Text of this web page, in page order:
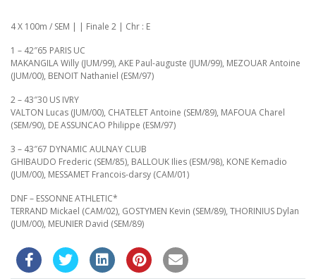
4 X 100m / SEM | | Finale 2 | Chr : E
1 – 42″65 PARIS UC
MAKANGILA Willy (JUM/99), AKE Paul-auguste (JUM/99), MEZOUAR Antoine
(JUM/00), BENOIT Nathaniel (ESM/97)
2 – 43″30 US IVRY
VALTON Lucas (JUM/00), CHATELET Antoine (SEM/89), MAFOUA Charel
(SEM/90), DE ASSUNCAO Philippe (ESM/97)
3 – 43″67 DYNAMIC AULNAY CLUB
GHIBAUDO Frederic (SEM/85), BALLOUK Ilies (ESM/98), KONE Kemadio
(JUM/00), MESSAMET Francois-darsy (CAM/01)
DNF – ESSONNE ATHLETIC*
TERRAND Mickael (CAM/02), GOSTYMEN Kevin (SEM/89), THORINIUS Dylan
(JUM/00), MEUNIER David (SEM/89)